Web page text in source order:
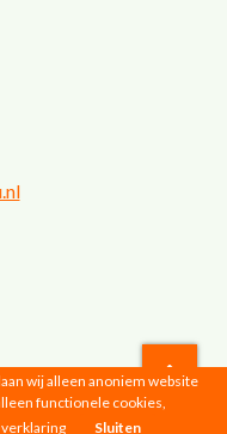
wij alleen anoniem website
functionele cookies,
Sluiten